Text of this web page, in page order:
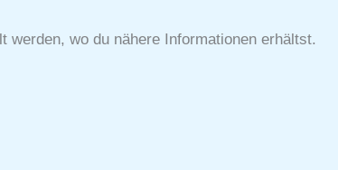
wo du nähere Informationen erhältst.